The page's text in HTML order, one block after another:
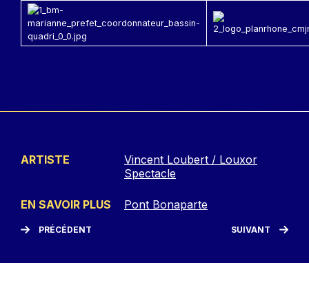
ARTISTE
Vincent Loubert / Louxor
Spectacle
EN SAVOIR PLUS Pont Bonaparte
PRÉCÉDENT SUIVANT